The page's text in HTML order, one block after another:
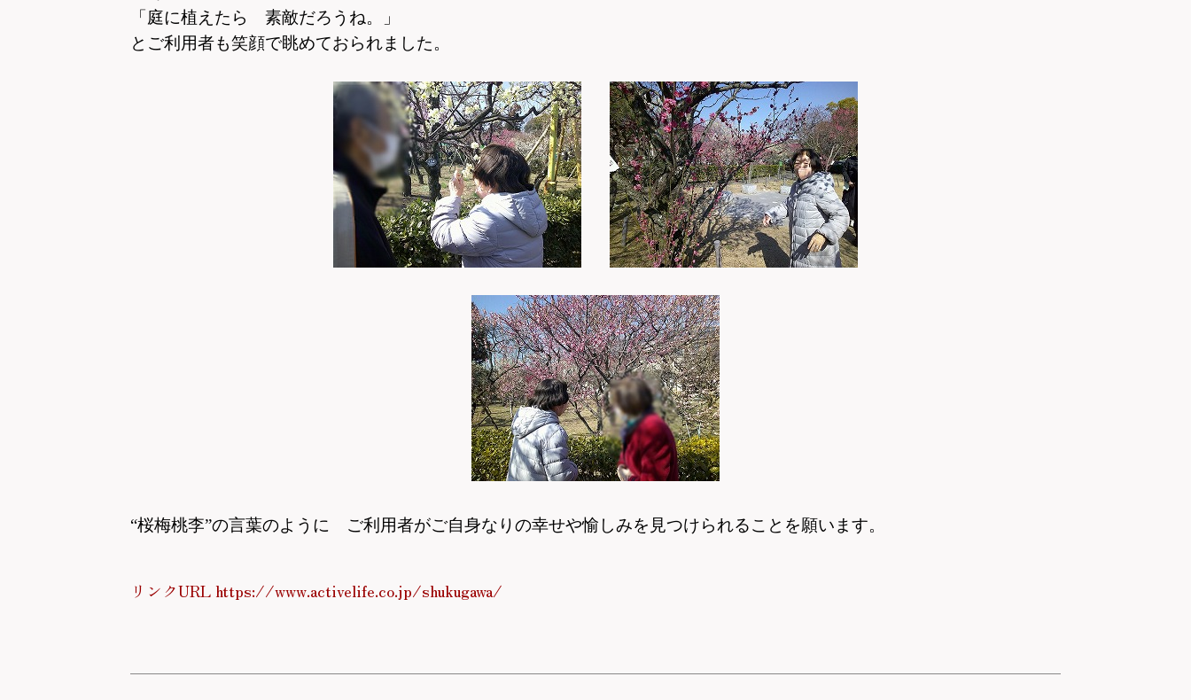
「庭に植えたら 素敵だろうね。」
とご利用者も笑顔で眺めておられました。
“桜梅桃李”の言葉のように ご利用者がご自身なりの幸せや愉しみを見つけられることを願います。
リンクURL https://www.activelife.co.jp/shukugawa/